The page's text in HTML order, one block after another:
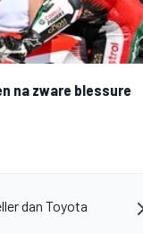
na zware blessure
dan Toyota